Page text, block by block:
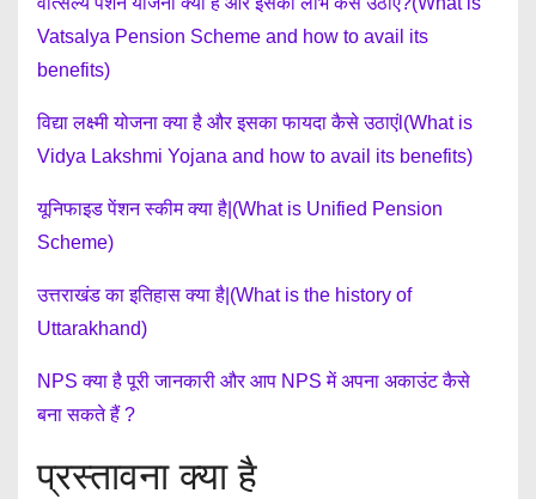
Vatsalya Pension Scheme and how to avail its
benefits)
विद्या लक्ष्मी योजना क्या है और इसका फायदा कैसे उठाएंl(What is
Vidya Lakshmi Yojana and how to avail its benefits)
यूनिफाइड पेंशन स्कीम क्या है|(What is Unified Pension
Scheme)
उत्तराखंड का इतिहास क्या है|(What is the history of
Uttarakhand)
NPS क्या है पूरी जानकारी और आप NPS में अपना अकाउंट कैसे
बना सकते हैं ?
प्रस्तावना क्या है